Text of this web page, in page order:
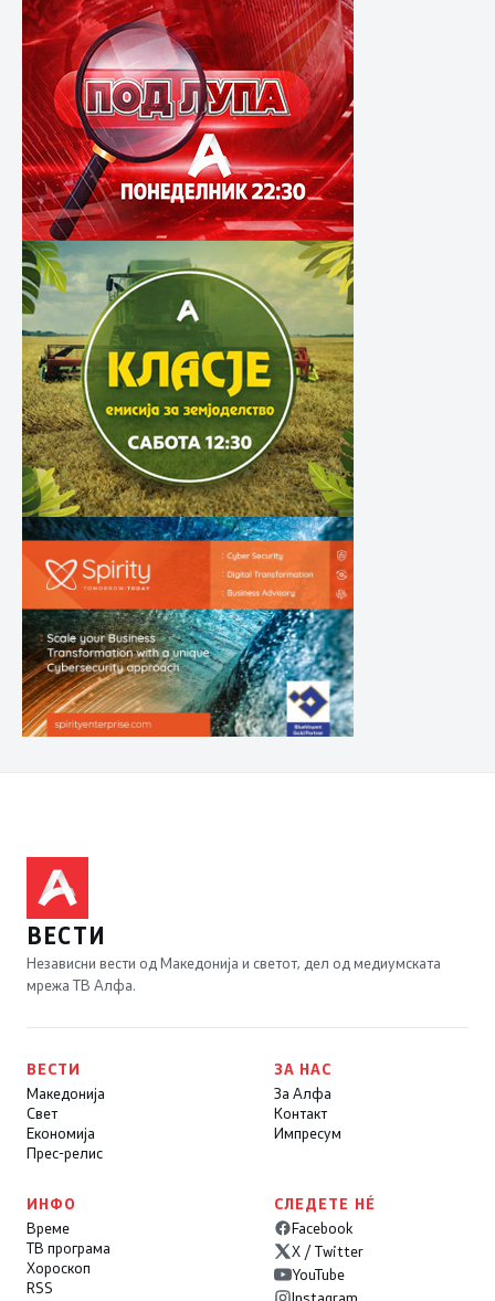
ВЕСТИ
Независни вести од Македонија и светот, дел од медиумската
мрежа ТВ Алфа.
ВЕСТИ
Македонија
Свет
Економија
Прес-релис
ЗА НАС
За Алфа
Контакт
Импресум
ИНФО
Време
ТВ програма
Хороскоп
RSS
СЛЕДЕТЕ НÉ
Facebook
X / Twitter
YouTube